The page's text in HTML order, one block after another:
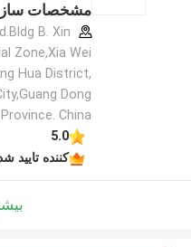
مشخصات
B. Xin
Zone,Xia Wei
Hua District,
Dong
Province. China ,چین
5.0
کننده تایید